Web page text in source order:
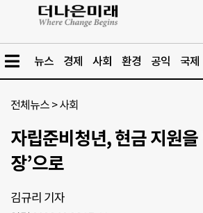
뉴스 경제 사회 환경 공익 국제
전체뉴스 >사회
자립준비청년, 현금 지원을
장’으로
김규리 기자